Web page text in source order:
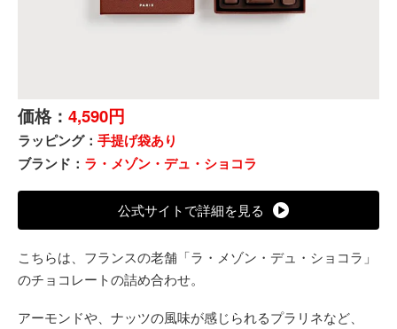
価格： 4,590円
ラッピング： 手提げ袋あり
ブランド： ラ・メゾン・デュ・ショコラ
公式サイトで詳細を見る
こちらは、フランスの老舗「ラ・メゾン・デュ・ショコラ」
のチョコレートの詰め合わせ。
アーモンドや、ナッツの風味が感じられるプラリネなど、